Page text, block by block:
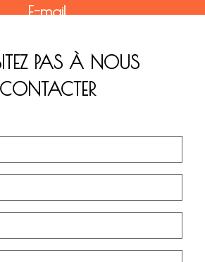
E-mail
PAS À NOUS
CONTACTER